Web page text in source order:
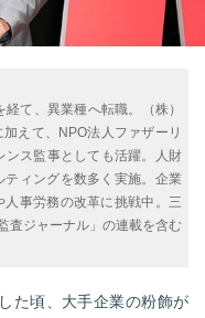
て、異業種へ転職。（株）
えて、NPO法人ファザーリ
ンス監事としても活躍。人財
ィングを数多く実施。企業
事労務の改革に挑戦中。三
査ジャーナル」の連載を含む
た頃、大手企業の粉飾が